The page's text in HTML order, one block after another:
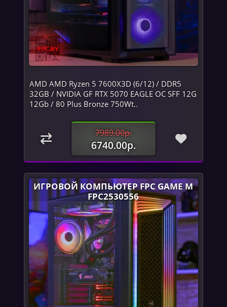
AMD AMD Ryzen 5 7600X3D (6/12) / DDR5
32GB / NVIDIA GF RTX 5070 EAGLE OC SFF 12G
12Gb / 80 Plus Bronze 750Wt..
7989.00р.
6740.00р.
ИГРОВОЙ КОМПЬЮТЕР FPC GAME M
FPC2530556